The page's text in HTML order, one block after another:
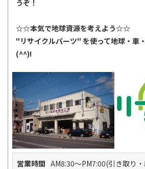
うぞ！
☆☆本気で地球資源を考えよう☆☆
"リサイクルパーツ" を使って地球・車
(^^)!
営業時間 AM8:30～PM7:00(引き取り